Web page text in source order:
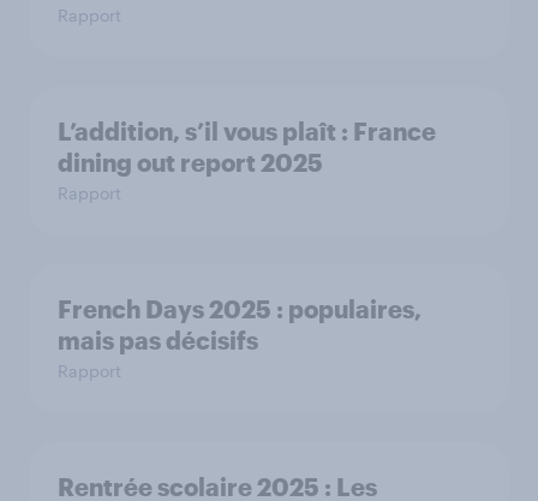
Rapport
L’addition, s’il vous plaît : France
dining out report 2025​
Rapport
French Days 2025 : populaires,
mais pas décisifs
Rapport
Rentrée scolaire 2025 : Les